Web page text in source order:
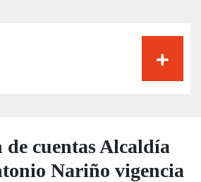
cuentas Alcaldía
Nariño vigencia